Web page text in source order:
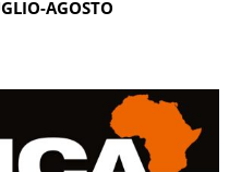
AGOSTO